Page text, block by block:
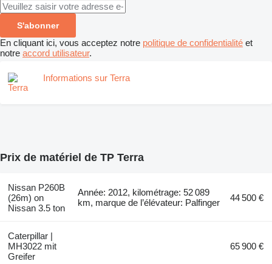
S'abonner
En cliquant ici, vous acceptez notre politique de confidentialité et
notre accord utilisateur.
Informations sur Terra
Prix de matériel de TP Terra
Nissan P260B
(26m) on
Nissan 3.5 ton
Année: 2012, kilométrage: 52 089
km, marque de l’élévateur: Palfinger
44 500 €
Caterpillar |
MH3022 mit
Greifer
65 900 €